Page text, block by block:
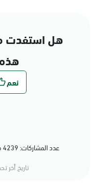
هل استفدت
عدد المشاركات: 4239 مشاركة (87%) أعجبهم المحتوى
تاريخ أخر